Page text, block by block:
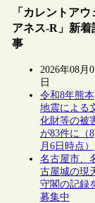
「カレントアウ
アネス-R」新着
事
2026年08月
日
令和8年熊本
地震による
化財等の被
が83件に（8
月6日時点）
名古屋市、
古屋城の現
守閣の記録
募集中